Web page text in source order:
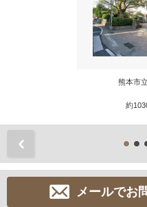
熊本市
約
メールでお